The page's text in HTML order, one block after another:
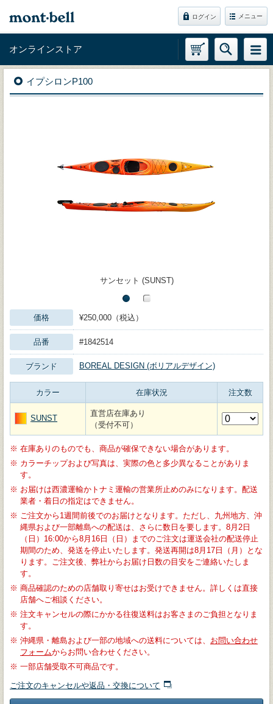
ログイン メニュー
オンラインストア
イプシロンP100
サンセット (SUNST)
価格 ¥250,000（税込）
品番 #1842514
ブランド BOREAL DESIGN (ボリアルデザイン)
カラー 在庫状況 注文数
SUNST
直営店在庫あり
（受付不可）
※ 在庫ありのものでも、商品が確保できない場合があります。
※ カラーチップおよび写真は、実際の色と多少異なることがありま
す。
※ お届けは西濃運輸かトナミ運輸の営業所止めのみになります。配送
業者・着日の指定はできません。
※ ご注文から1週間前後でのお届けとなります。ただし、九州地方、沖
縄県および一部離島への配送は、さらに数日を要します。8月2日
（日）16:00から8月16日（日）までのご注文は運送会社の配送停止
期間のため、発送を停止いたします。発送再開は8月17日（月）とな
ります。ご注文後、弊社からお届け日数の目安をご連絡いたしま
す。
※ 商品確認のための店舗取り寄せはお受けできません。詳しくは直接
店舗へご相談ください。
※ 注文キャンセルの際にかかる往復送料はお客さまのご負担となりま
す。
※ 沖縄県・離島および一部の地域への送料については、 お問い合わせ
フォームからお問い合わせください。
※ 一部店舗受取不可商品です。
ご注文のキャンセルや返品・交換について